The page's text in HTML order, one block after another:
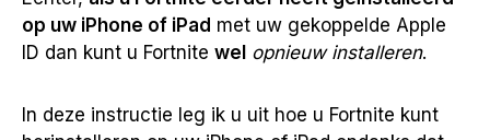
op uw iPhone of iPad met uw gekoppelde Apple
ID dan kunt u Fortnite wel opnieuw installeren.
In deze instructie leg ik u uit hoe u Fortnite kunt